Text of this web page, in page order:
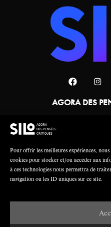
Pour offrir les meilleures expériences,
cookies pour stocker et/ou accéder aux
à ces technologies nous permettra de
navigation ou les ID uniques sur ce site.
AGORA DES